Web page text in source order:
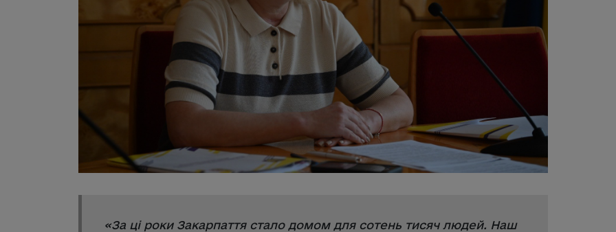
«За ці роки Закарпаття стало домом для сотень тисяч людей. Наш